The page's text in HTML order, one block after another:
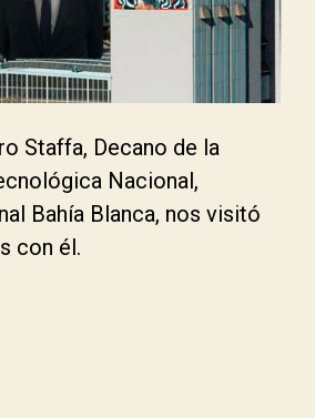
Staffa, Decano de la
Nacional,
Bahía Blanca, nos visitó
con él.